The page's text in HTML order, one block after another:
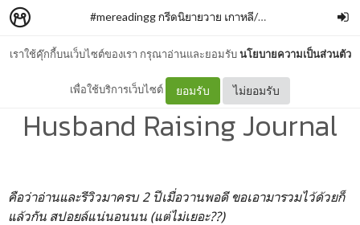
เราใช้คุ๊กกี้บนเว็บไซต์ของเรา กรุณาอ่านและยอมรับนโยบายความเป็นส่วนตัว
เพื่อใช้บริการเว็บไซต์ ยอมรับ ไม่ยอมรับ
#mereadingg กรีดนิยายวาย เกาหลี/จีน
史前养夫记 // Stone Age
Husband Raising Journal
คือว่าอ่านและรีวิวมาครบ 2 ปีเมื่อวานพอดี ขอเอามารวมไว้ด้วยก็
แล้วกัน สปอยล์แน่นอนนน (แต่ไม่เยอะ??)